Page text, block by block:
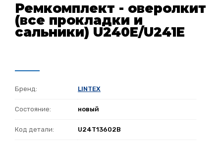
Ремкомплект - оверолкит
(все прокладки и
сальники) U240E/U241E
Бренд: LINTEX
Состояние: новый
Код детали: U24T13602B